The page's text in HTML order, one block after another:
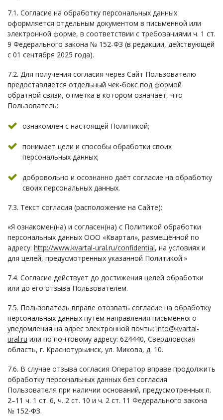
7.1. Согласие на обработку персональных данных
оформляется отдельным документом в письменной или
электронной форме, в соответствии с требованиями ч. 1 ст.
9 Федерального закона № 152-ФЗ (в редакции, действующей
с 01 сентября 2025 года).
7.2. Для получения согласия через Сайт Пользователю
предоставляется отдельный чек-бокс под формой
обратной связи, отметка в котором означает, что
Пользователь:
ознакомлен с настоящей Политикой;
понимает цели и способы обработки своих
персональных данных;
добровольно и осознанно даёт согласие на обработку
своих персональных данных.
7.3. Текст согласия (расположение на Сайте):
«Я ознакомен(на) и согласен(на) с Политикой обработки
персональных данных ООО «Квартал», размещённой по
адресу: http://www.kvartal-ural.ru/confidential, на условиях и
для целей, предусмотренных указанной Политикой.»
7.4. Согласие действует до достижения целей обработки
или до его отзыва Пользователем.
7.5. Пользователь вправе отозвать согласие на обработку
персональных данных путём направления письменного
уведомления на адрес электронной почты: info@kvartal-
ural.ru или по почтовому адресу: 624440, Свердловская
область, г. Краснотурьинск, ул. Микова, д. 10.
7.6. В случае отзыва согласия Оператор вправе продолжить
обработку персональных данных без согласия
Пользователя при наличии оснований, предусмотренных п.
2–11 ч. 1 ст. 6, ч. 2 ст. 10 и ч. 2 ст. 11 Федерального закона
№ 152-ФЗ.